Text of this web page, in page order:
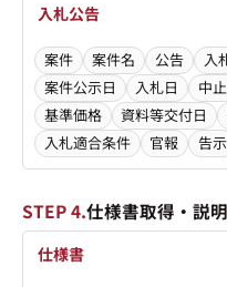
入札公告
案件 案件名 公告 入
案件公示日
入札日 中
基準価格
資料等交付日
入札適合条件
官報 告示
STEP 4.仕様書取得・説
仕様書